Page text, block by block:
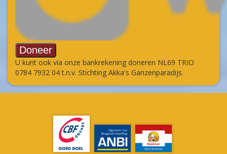
U kunt ook via onze bankrekening doneren NL69 TRIO
0784 7932 04 t.n.v. Stichting Akka's Ganzenparadijs.